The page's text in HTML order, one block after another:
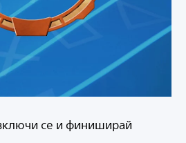
се и финиширай